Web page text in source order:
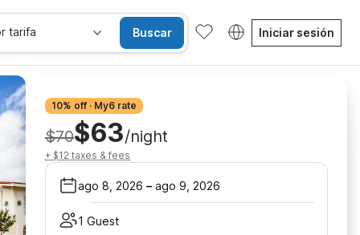
tarifa Buscar Iniciar sesión
10% off · My6 rate
$70$63/night
+ $12 taxes & fees
ago 8, 2026 – ago 9, 2026
1 Guest